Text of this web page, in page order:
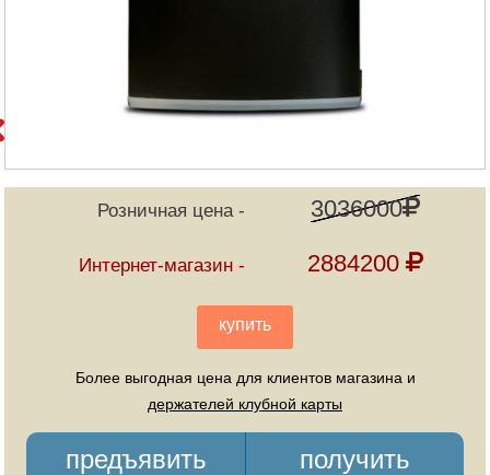
Розничная цена 3036000
Интернет-магазин 2884200
купить
Более выгодная цена для клиентов магазина и
держателей клубной карты
предъявить
получить